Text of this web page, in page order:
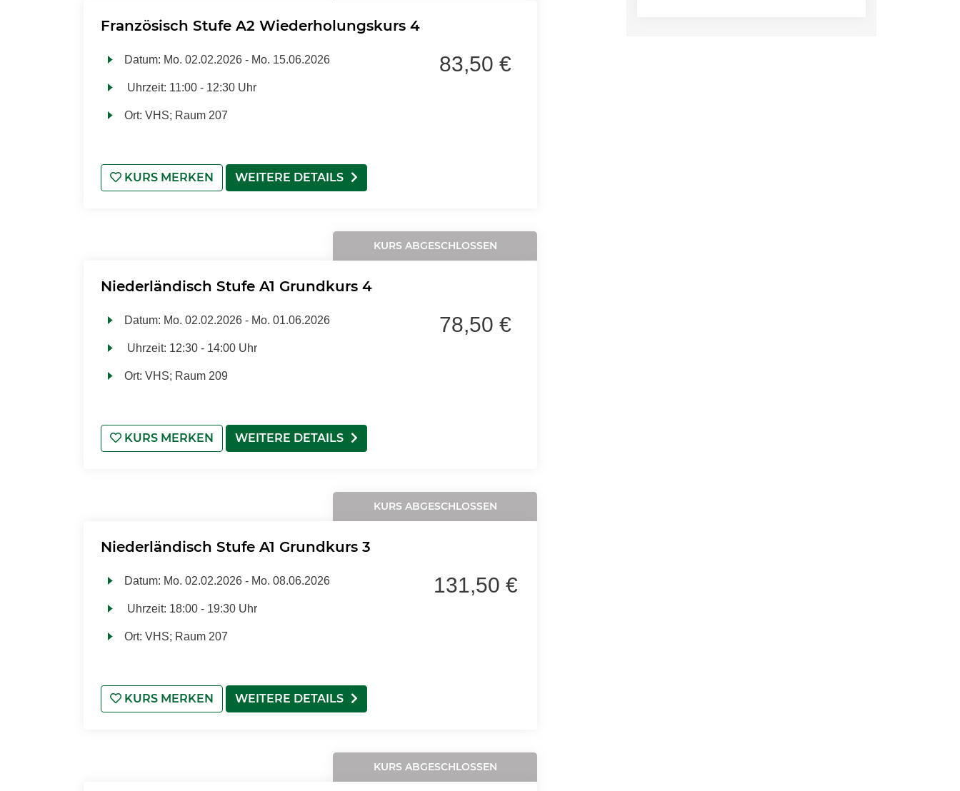
Französisch Stufe A2 Wiederholungskurs 4
Datum: Mo. 02.02.2026 - Mo. 15.06.2026
Uhrzeit: 11:00 - 12:30 Uhr
Ort: VHS; Raum 207
83,50 €
KURS MERKEN WEITERE DETAILS
KURS ABGESCHLOSSEN
Niederländisch Stufe A1 Grundkurs 4
Datum: Mo. 02.02.2026 - Mo. 01.06.2026
Uhrzeit: 12:30 - 14:00 Uhr
Ort: VHS; Raum 209
78,50 €
KURS MERKEN WEITERE DETAILS
KURS ABGESCHLOSSEN
Niederländisch Stufe A1 Grundkurs 3
Datum: Mo. 02.02.2026 - Mo. 08.06.2026
Uhrzeit: 18:00 - 19:30 Uhr
Ort: VHS; Raum 207
131,50 €
KURS MERKEN WEITERE DETAILS
KURS ABGESCHLOSSEN